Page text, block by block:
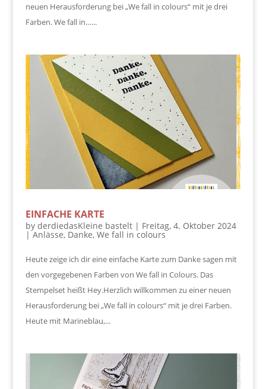
neuen Herausforderung bei „We fall in colours“ mit je drei
Farben. We fall in…...
EINFACHE KARTE
by derdiedasKleine bastelt| Freitag, 4. Oktober 2024
|Anlässe, Danke, We fall in colours
Heute zeige ich dir eine einfache Karte zum Danke sagen mit
den vorgegebenen Farben von We fall in Colours. Das
Stempelset heißt Hey.Herzlich willkommen zu einer neuen
Herausforderung bei „We fall in colours“ mit je drei Farben.
Heute mit Marineblau,...